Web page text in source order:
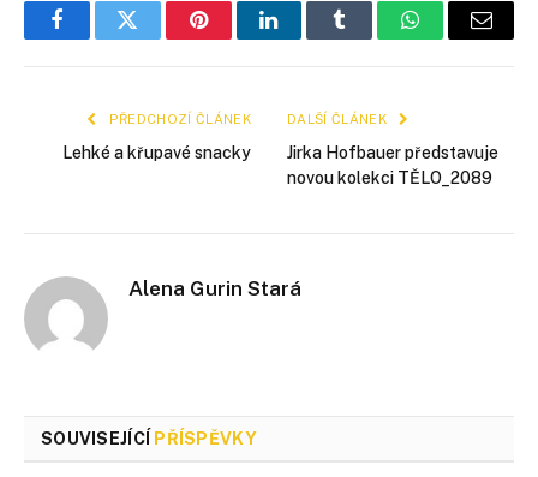
FacebookTwitter PinterestLinkedInTumblr WhatsApp
E-
PŘEDCHOZÍ ČLÁNEK
Lehké a křupavé snacky
DALŠÍ ČLÁNEK
Jirka Hofbauer představuje
novou kolekci TĚLO_2089
Alena Gurin Stará
SOUVISEJÍCÍ PŘÍSPĚVKY